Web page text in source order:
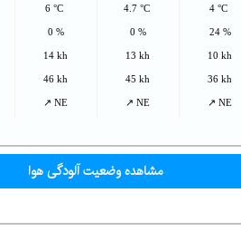
4 °C
24 %
10 kh
36 kh
↗ NE
4.7 °C
0 %
13 kh
45 kh
↗ NE
6 °C
0 %
14 kh
46 kh
↗ NE
مشاهده وضعیت آلودگی هوا